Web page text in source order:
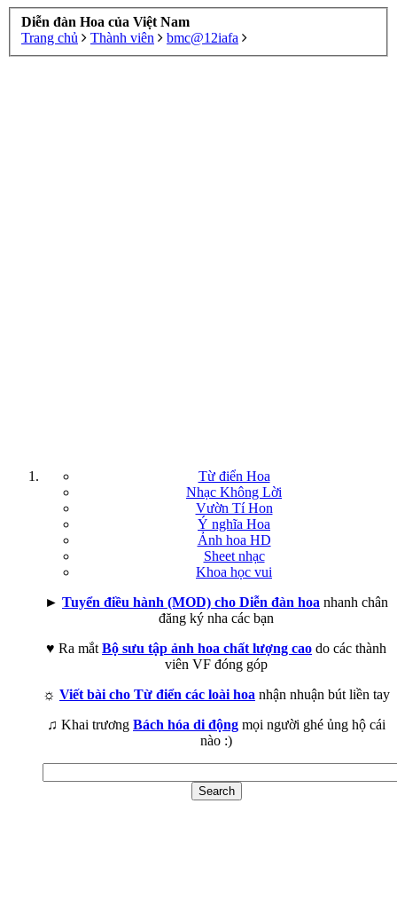
Diễn đàn Hoa của Việt Nam
Trang chủ
Thành viên bmc@12iafa
Từ điển Hoa
Nhạc Không Lời
Vườn Tí Hon
Ý nghĩa Hoa
Ảnh hoa HD
Sheet nhạc
Khoa học vui
► Tuyển điều hành (MOD) cho Diễn đàn hoa nhanh chân
đăng ký nha các bạn
♥ Ra mắt Bộ sưu tập ảnh hoa chất lượng cao do các thành
viên VF đóng góp
☼ Viết bài cho Từ điển các loài hoa nhận nhuận bút liền tay
♫ Khai trương Bách hóa di động mọi người ghé ủng hộ cái
nào :)